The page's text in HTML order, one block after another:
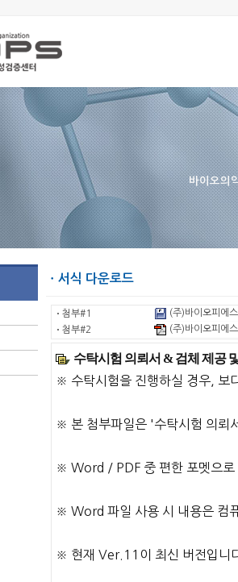
바이오의
ㆍ서식 다운로드
ㆍ 첨부#1
(주)바이오피에
ㆍ 첨부#2 (주)바이오피에
수탁시험 의뢰서 & 검체 제공
※ 수탁시험을 진행하실 경우, 보
※ 본 첨부파일은 '수탁시험 의뢰
※ Word / PDF 중 편한 포멧으로
※ Word 파일 사용 시 내용은 컴
※ 현재 Ver.11이 최신 버전입